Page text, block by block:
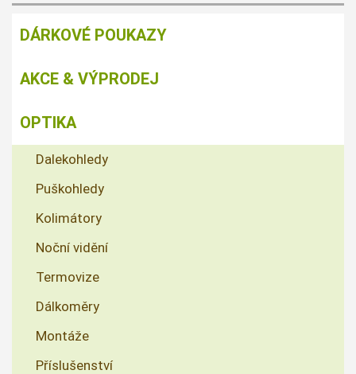
DÁRKOVÉ POUKAZY
AKCE & VÝPRODEJ
OPTIKA
Dalekohledy
Puškohledy
Kolimátory
Noční vidění
Termovize
Dálkoměry
Montáže
Příslušenství